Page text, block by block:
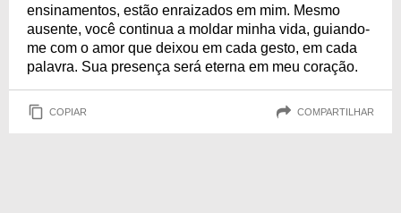
ensinamentos, estão enraizados em mim. Mesmo
ausente, você continua a moldar minha vida, guiando-
me com o amor que deixou em cada gesto, em cada
palavra. Sua presença será eterna em meu coração.
COPIAR COMPARTILHAR